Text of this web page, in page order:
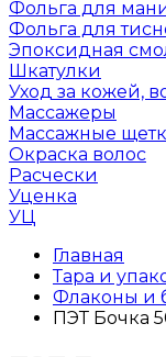
Фольга для
Фольга для
Эпоксидная
Шкатулки
Уход за кожей,
Массажеры
Массажные
Окраска волос
Расчески
Уценка
УЦ
Главная
Тара и
Флаконы и
ПЭТ Бочка